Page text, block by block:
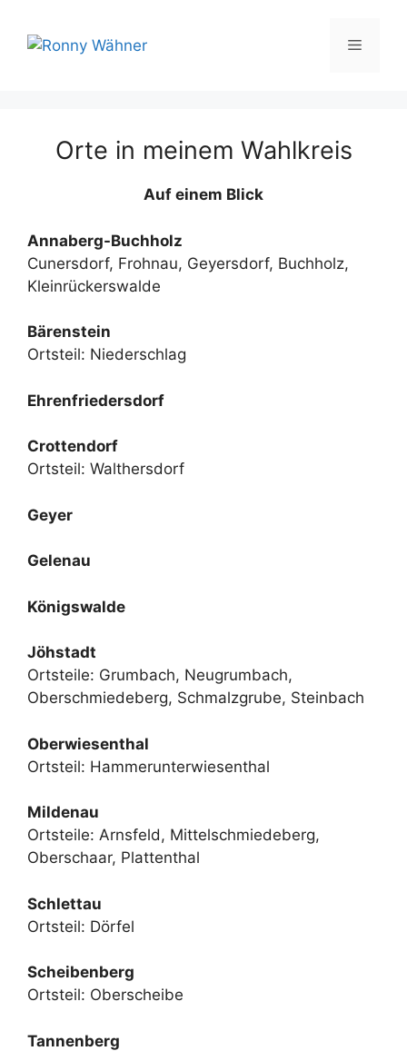
Inhalt
springen
Menü
Orte in meinem Wahlkreis
Auf einem Blick
Annaberg-Buchholz
Cunersdorf, Frohnau, Geyersdorf, Buchholz,
Kleinrückerswalde
Bärenstein
Ortsteil: Niederschlag
Ehrenfriedersdorf
Crottendorf
Ortsteil: Walthersdorf
Geyer
Gelenau
Königswalde
Jöhstadt
Ortsteile: Grumbach, Neugrumbach,
Oberschmiedeberg, Schmalzgrube, Steinbach
Oberwiesenthal
Ortsteil: Hammerunterwiesenthal
Mildenau
Ortsteile: Arnsfeld, Mittelschmiedeberg,
Oberschaar, Plattenthal
Schlettau
Ortsteil: Dörfel
Scheibenberg
Ortsteil: Oberscheibe
Tannenberg